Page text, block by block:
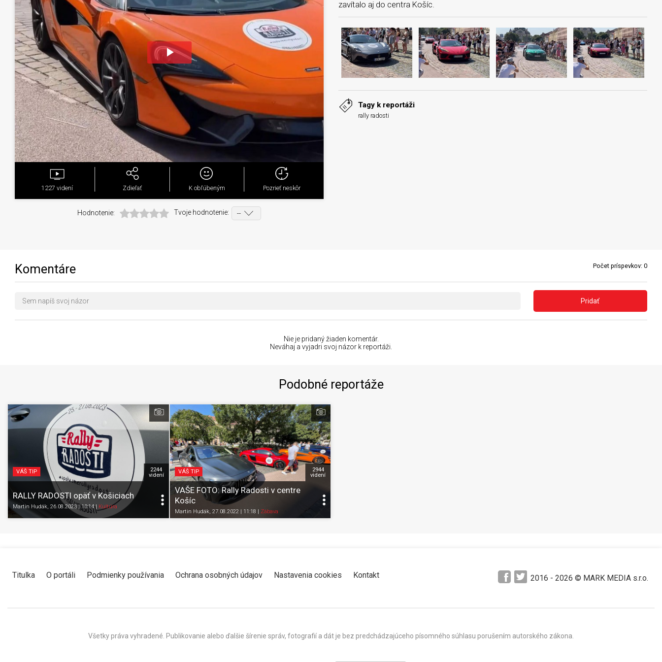
Play
Video
1227 videní Zdieľať K obľúbeným Pozrieť neskôr
Hodnotenie: Tvoje hodnotenie:
zavítalo aj do centra Košíc.
Tagy k reportáži
rally radosti
Komentáre Počet príspevkov: 0
Pridať
Nie je pridaný žiaden komentár.
Neváhaj a vyjadri svoj názor k reportáži.
Podobné reportáže
VÁŠ TIP
RALLY RADOSTI opäť v Košiciach
Martin Hudák , 26.08.2023 | 10:14| Kultúra K obľúbeným
Zdieľať
2244
videní
VÁŠ TIP
VAŠE FOTO: Rally Radosti v centre
Košíc
Martin Hudák, 27.08.2022 | 11:18 | Zábava
2944
videní
Titulka O portáli Podmienky používania Ochrana osobných údajov Nastavenia cookies Kontakt 2016 - 2026 © MARK MEDIA s.r.o.
Všetky práva vyhradené. Publikovanie alebo ďalšie šírenie správ, fotografií a dát je bez predchádzajúceho písomného súhlasu porušením autorského zákona.